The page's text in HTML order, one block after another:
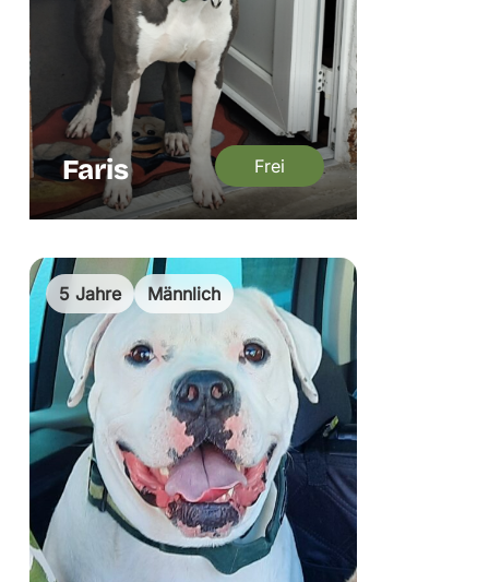
Faris Frei
5 Jahre Männlich